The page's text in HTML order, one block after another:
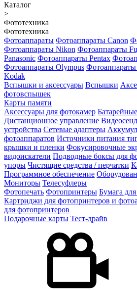
Каталог
>
Фототехника
Фототехника
Фотоаппараты Фотоаппараты Canon
Фотоаппараты Nikon Фотоаппараты
Panasonic Фотоаппараты Pentax
Фотоаппараты Olympus
Kodak
Вспышки и аксессуары Вспышки
фотовспышек
Карты памяти
Аксессуары для фотокамер
Дистанционное управление
устройства Сетевые адаптеры
фотоаппаратов Источники питания
крышки и пленки Фокусировочные
видоискатели Подводные боксы для
упоры Чистящие средства / перчатки
Программное обеспечение
Мониторы Телесуфлеры
Фотопечать Фотопринтеры Бумага
Картриджи для фотопринтеров и
для фотопринтеров
Подарочные карты Тест-драйв